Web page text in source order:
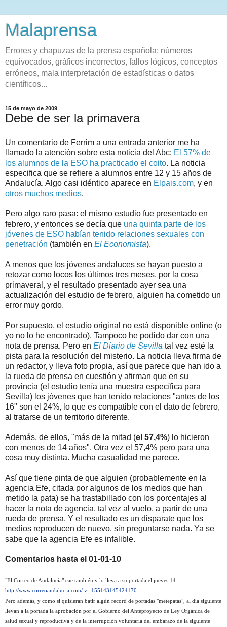
Malaprensa
Errores y chapuzas de la prensa española: números
equivocados, gráficos incorrectos, fallos lógicos, conceptos
erróneos, mala interpretación de estadísticas o datos
científicos...
15 de mayo de 2009
Debe de ser la primavera
Un comentario de Ferrim a una entrada anterior me ha
llamado la atención sobre esta noticia del Abc: El 57% de
los alumnos de la ESO ha practicado el coito. La noticia
especifica que se refiere a alumnos entre 12 y 15 años de
Andalucía. Algo casi idéntico aparece en Elpais.com, y en
otros muchos medios.
Pero algo raro pasa: el mismo estudio fue presentado en
febrero, y entonces se decía que una quinta parte de los
jóvenes de ESO habían tenido relaciones sexuales con
penetración (también en El Economista).
A menos que los jóvenes andaluces se hayan puesto a
retozar como locos los últimos tres meses, por la cosa
primaveral, y el resultado presentado ayer sea una
actualización del estudio de febrero, alguien ha cometido un
error muy gordo.
Por supuesto, el estudio original no está disponible online (o
yo no lo he encontrado). Tampoco he podido dar con una
nota de prensa. Pero en El Diario de Sevilla tal vez esté la
pista para la resolución del misterio. La noticia lleva firma de
un redactor, y lleva foto propia, así que parece que han ido a
la rueda de prensa en cuestión y afirman que en su
provincia (el estudio tenía una muestra específica para
Sevilla) los jóvenes que han tenido relaciones "antes de los
16" son el 24%, lo que es compatible con el dato de febrero,
al tratarse de un territorio diferente.
Además, de ellos, "más de la mitad (el 57,4%) lo hicieron
con menos de 14 años". Otra vez el 57,4% pero para una
cosa muy distinta. Mucha casualidad me parece.
Así que tiene pinta de que alguien (probablemente en la
agencia Efe, citada por algunos de los medios que han
metido la pata) se ha trastabillado con los porcentajes al
hacer la nota de agencia, tal vez al vuelo, a partir de una
rueda de prensa. Y el resultado es un disparate que los
medios reproducen de nuevo, sin preguntarse nada. Ya se
sabe que la agencia Efe es infalible.
Comentarios hasta el 01-01-10
"El Correo de Andalucía" cae también y lo lleva a su portada el jueves 14:
http://www.correoandalucia.com/ v...155143145424170
Pero además, y como si quisieran batir algún record de portadas "metepatas", al día siguiente
llevan a la portada la aprobación por el Gobierno del Anteproyecto de Ley Orgánica de
salud sexual y reproductiva y de la interrupción voluntaria del embarazo de la siguiente